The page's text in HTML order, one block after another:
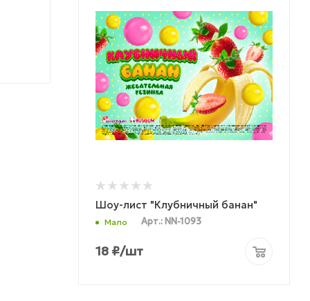
Шоу-лист "Клубничный банан"
Мало Арт.: NN-1093
18 ₽/шт